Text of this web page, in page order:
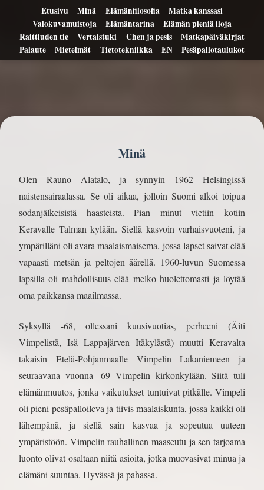
Etusivu Minä Elämänfilosofia
Matka kanssasi
Valokuvamuistoja
Elämäntarina
Elämän pieniä iloja
Raittiuden tie
Vertaistuki Chen ja pesis
Matkapäiväkirjat
Palaute
Mietelmät Tietotekniikka EN Pesäpallotaulukot
Minä
Olen Rauno Alatalo, ja synnyin 1962 Helsingissä
naistensairaalassa. Se oli aikaa, jolloin Suomi alkoi toipua
sodanjälkeisistä haasteista. Pian minut vietiin kotiin
Keravalle Talman kylään. Siellä kasvoin varhaisvuoteni, ja
ympärilläni oli avara maalaismaisema, jossa lapset saivat elää
vapaasti metsän ja peltojen äärellä. 1960-luvun Suomessa
lapsilla oli mahdollisuus elää melko huolettomasti ja löytää
oma paikkansa maailmassa.
Syksyllä -68, ollessani kuusivuotias, perheeni (Äiti
Vimpelistä, Isä Lappajärven Itäkylästä) muutti Keravalta
takaisin Etelä-Pohjanmaalle Vimpelin Lakaniemeen ja
seuraavana vuonna -69 Vimpelin kirkonkylään. Siitä tuli
elämänmuutos, jonka vaikutukset tuntuivat pitkälle. Vimpeli
oli pieni pesäpalloileva ja tiivis maalaiskunta, jossa kaikki oli
lähempänä, ja siellä sain kasvaa ja sopeutua uuteen
ympäristöön. Vimpelin rauhallinen maaseutu ja sen tarjoama
luonto olivat osaltaan niitä asioita, jotka muovasivat minua ja
elämäni suuntaa. Hyvässä ja pahassa.